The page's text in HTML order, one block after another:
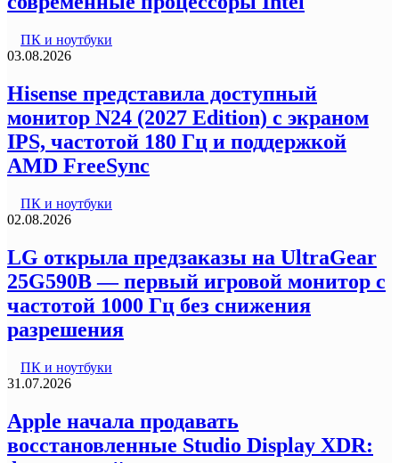
ПК и ноутбуки
03.08.2026
Hisense представила доступный
монитор N24 (2027 Edition) с экраном
IPS, частотой 180 Гц и поддержкой
AMD FreeSync
ПК и ноутбуки
02.08.2026
LG открыла предзаказы на UltraGear
25G590B — первый игровой монитор с
частотой 1000 Гц без снижения
разрешения
ПК и ноутбуки
31.07.2026
Apple начала продавать
восстановленные Studio Display XDR: